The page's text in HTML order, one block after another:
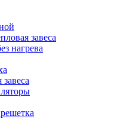
завеса
нагрева